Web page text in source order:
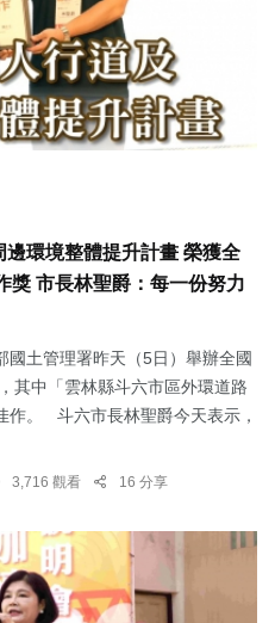
環境整體提升計畫 榮獲全
獎 市長林聖爵：每一份努力
國土管理署昨天（5日）舉辦全國
其中「雲林縣斗六市區外環道路
作。 斗六市長林聖爵今天表示，
3,716 觀看 16 分享